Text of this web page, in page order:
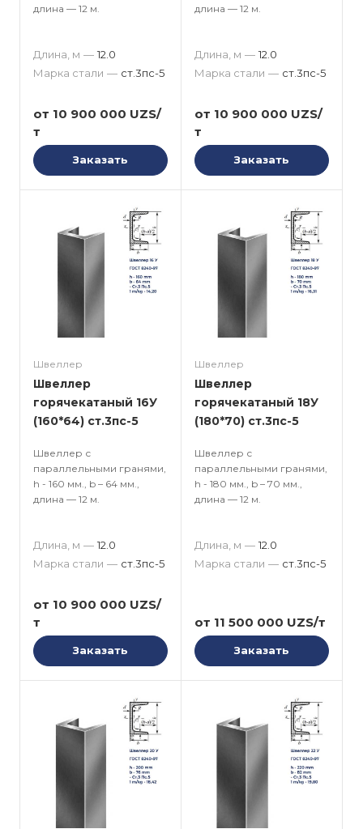
длина — 12 м.
Длина, м — 12.0
Марка стали — ст.3пс-5
от 10 900 000 UZS/
т
Заказать
длина — 12 м.
Длина, м — 12.0
Марка стали — ст.3пс-5
от 10 900 000 UZS/
т
Заказать
Швеллер
Швеллер
горячекатаный 16У
(160*64) ст.3пс-5
Швеллер с
параллельными гранями,
h - 160 мм., b – 64 мм.,
длина — 12 м.
Длина, м — 12.0
Марка стали — ст.3пс-5
от 10 900 000 UZS/
т
Заказать
Швеллер
Швеллер
горячекатаный 18У
(180*70) ст.3пс-5
Швеллер с
параллельными гранями,
h - 180 мм., b – 70 мм.,
длина — 12 м.
Длина, м — 12.0
Марка стали — ст.3пс-5
от 11 500 000 UZS/т
Заказать